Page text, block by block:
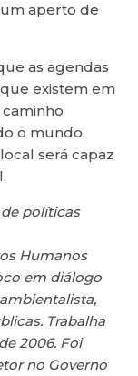
aperto de
as agendas
existem em
o mundo.
será capaz
políticas
Humanos
em diálogo
Trabalha
2006. Foi
no Governo